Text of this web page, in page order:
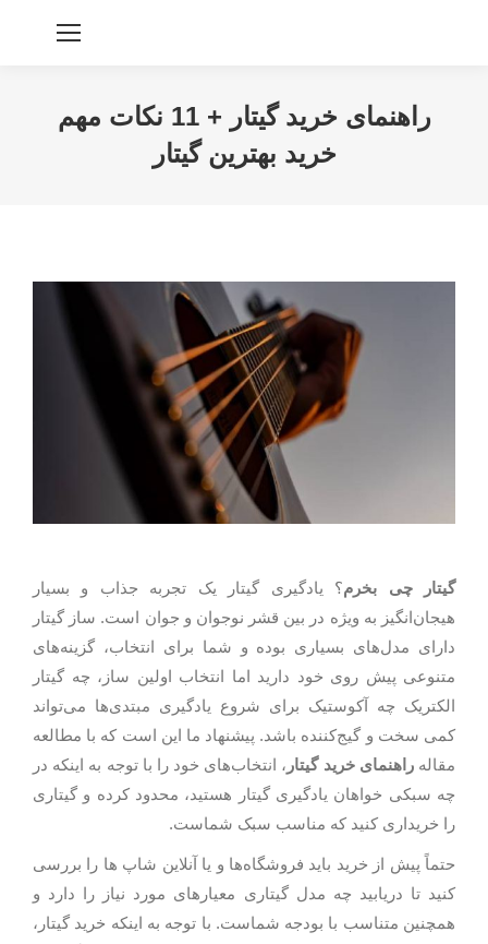
راهنمای خرید گیتار + 11 نکات مهم
خرید بهترین گیتار
گیتار چی بخرم؟ یادگیری گیتار یک تجربه جذاب و بسیار
هیجان‌انگیز به ویژه در بین قشر نوجوان و جوان است. ساز گیتار
دارای مدل‌های بسیاری بوده و شما برای انتخاب، گزینه‌های
متنوعی پیش روی خود دارید اما انتخاب اولین ساز، چه گیتار
الکتریک چه آکوستیک برای شروع یادگیری مبتدی‌ها می‌تواند
کمی سخت و گیج‌کننده باشد. پیشنهاد ما این است که با مطالعه
مقالهراهنمای خرید گیتار ، انتخاب‌های خود را با توجه به اینکه در
چه سبکی خواهان یادگیری گیتار هستید، محدود کرده و گیتاری
را خریداری کنید که مناسب سبک شماست.
حتماً پیش از خرید باید فروشگاه‌ها و یا آنلاین شاپ ها را بررسی
کنید تا دریابید چه مدل گیتاری معیارهای مورد نیاز را دارد و
همچنین متناسب با بودجه شماست. با توجه به اینکه خرید گیتار،